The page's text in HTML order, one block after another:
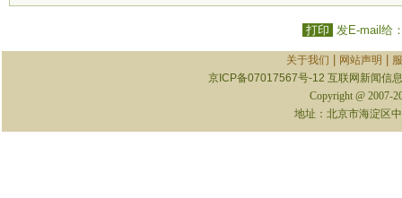
打印 发E-mail给
关于我们 网站声明
京ICP备07017567号-12 互联网新闻信
Copyright @ 2007-
地址：北京市海淀区